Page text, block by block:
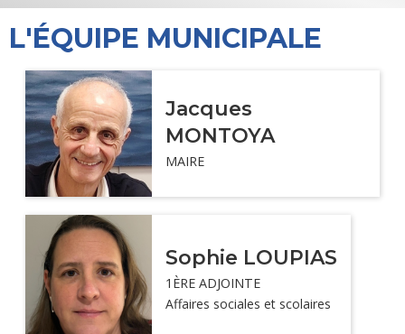
L'ÉQUIPE MUNICIPALE
Jacques
MONTOYA
MAIRE
Sophie LOUPIAS
1ÈRE ADJOINTE
Affaires sociales et scolaires